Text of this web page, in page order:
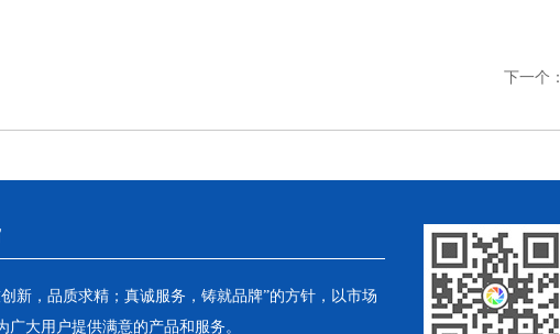
下一个：
新，品质求精；真诚服务，铸就品牌”的方针，以市场
广大用户提供满意的产品和服务。